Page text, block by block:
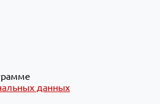
данных